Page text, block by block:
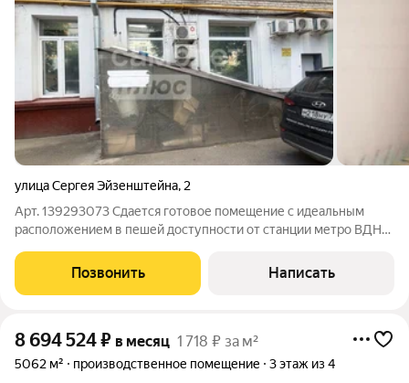
улица Сергея Эйзенштейна, 2
Арт. 139293073 Сдается готовое помещение с идеальным
расположением в пешей доступности от станции метро ВДНХ.
школ, медицинский центр. Вход с улицы, поэтому виден сразу
и всем. 7 минут
Позвонить Написать
8 694 524₽ в месяц 1 718 ₽ за м²
5062 м² производственное помещение 3 этаж из 4